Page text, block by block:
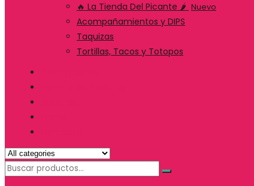
🔥 La Tienda Del Picante 🌶️ Nuevo
Acompañamientos y DIPS
Taquizas
Tortillas, Tacos y Totopos